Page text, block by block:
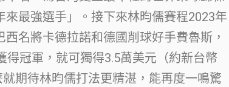
最強選手」。接下來林昀儒賽程2023年
名將卡德拉諾和德國削球好手費魯斯，
冠軍，就可獨得3.5萬美元（約新台幣
期待林昀儒打法更精湛，能再度一鳴驚